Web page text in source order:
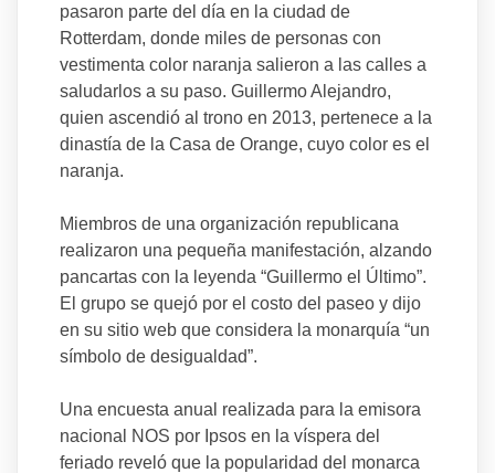
pasaron parte del día en la ciudad de
Rotterdam, donde miles de personas con
vestimenta color naranja salieron a las calles a
saludarlos a su paso. Guillermo Alejandro,
quien ascendió al trono en 2013, pertenece a la
dinastía de la Casa de Orange, cuyo color es el
naranja.
Miembros de una organización republicana
realizaron una pequeña manifestación, alzando
pancartas con la leyenda “Guillermo el Último”.
El grupo se quejó por el costo del paseo y dijo
en su sitio web que considera la monarquía “un
símbolo de desigualdad”.
Una encuesta anual realizada para la emisora
nacional NOS por Ipsos en la víspera del
feriado reveló que la popularidad del monarca